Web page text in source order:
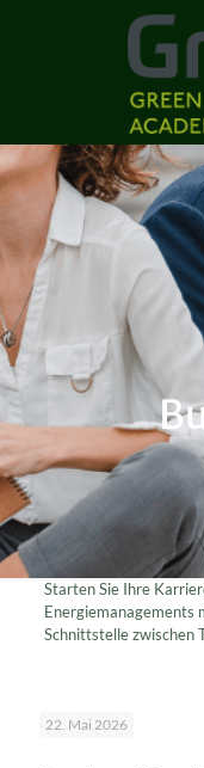
Starten Sie Ihre
Energiemanagements
Schnittstelle zwischen
22. Mai 2026